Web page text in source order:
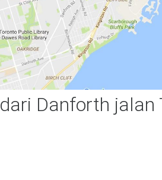
Danforth jalan